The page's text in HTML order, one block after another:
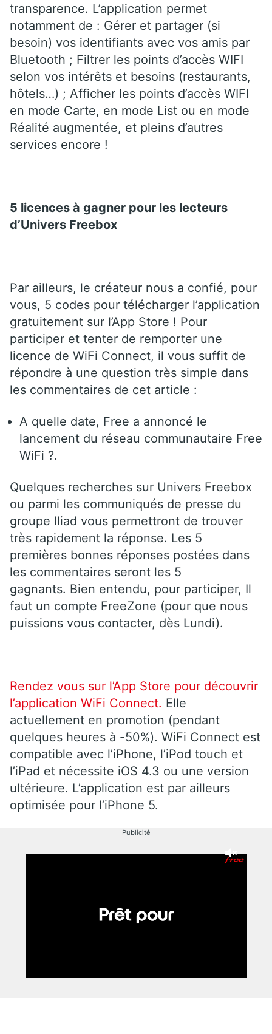
transparence. L’application permet
notamment de : Gérer et partager (si
besoin) vos identifiants avec vos amis par
Bluetooth ; Filtrer les points d’accès WIFI
selon vos intérêts et besoins (restaurants,
hôtels…) ; Afficher les points d’accès WIFI
en mode Carte, en mode List ou en mode
Réalité augmentée, et pleins d’autres
services encore !
5 licences à gagner pour les lecteurs
d’Univers Freebox
Par ailleurs, le créateur nous a confié, pour
vous, 5 codes pour télécharger l’application
gratuitement sur l’App Store ! Pour
participer et tenter de remporter une
licence de WiFi Connect, il vous suffit de
répondre à une question très simple dans
les commentaires de cet article :
A quelle date, Free a annoncé le
lancement du réseau communautaire Free
WiFi ?.
Quelques recherches sur Univers Freebox
ou parmi les communiqués de presse du
groupe Iliad vous permettront de trouver
très rapidement la réponse. Les 5
premières bonnes réponses postées dans
les commentaires seront les 5
gagnants. Bien entendu, pour participer, Il
faut un compte FreeZone (pour que nous
puissions vous contacter, dès Lundi).
Rendez vous sur l’App Store pour découvrir
l’application WiFi Connect. Elle
actuellement en promotion (pendant
quelques heures à -50%). WiFi Connect est
compatible avec l’iPhone, l’iPod touch et
l’iPad et nécessite iOS 4.3 ou une version
ultérieure. L’application est par ailleurs
optimisée pour l’iPhone 5.
Publicité